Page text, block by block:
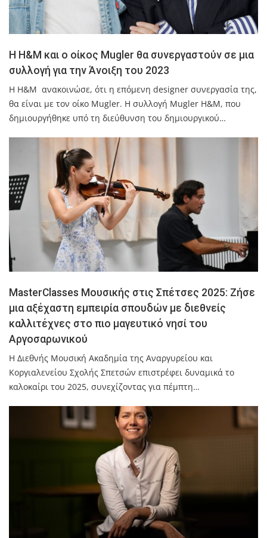
Η H&M και ο οίκος Mugler θα συνεργαστούν σε μια
συλλογή για την Άνοιξη του 2023
Η H&M ανακοινώσε, ότι η επόμενη designer συνεργασία της,
θα είναι με τον οίκο Mugler. Η συλλογή Mugler H&M, που
δημιουργήθηκε υπό τη διεύθυνση του δημιουργικού…
MasterClasses Μουσικής στις Σπέτσες 2025: Ζήσε
μια αξέχαστη εμπειρία σπουδών με διεθνείς
καλλιτέχνες στο πιο μαγευτικό νησί του
Αργοσαρωνικού
Η Διεθνής Μουσική Ακαδημία της Αναργυρείου και
Κοργιαλενείου Σχολής Σπετσών επιστρέφει δυναμικά το
καλοκαίρι του 2025, συνεχίζοντας για πέμπτη…